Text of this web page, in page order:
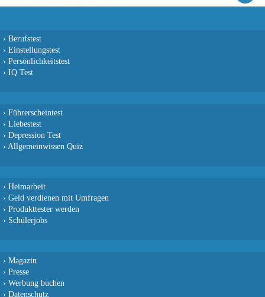
› Berufstest
› Einstellungstest
› Persönlichkeitstest
› IQ Test
› Führerscheintest
› Liebestest
› Depression Test
› Allgemeinwissen Quiz
› Heimarbeit
› Geld verdienen mit Umfragen
› Produkttester werden
› Schülerjobs
› Magazin
› Presse
› Werbung buchen
› Datenschutz